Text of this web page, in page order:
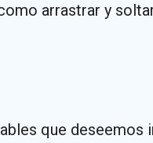
arrastrar y
que deseemos